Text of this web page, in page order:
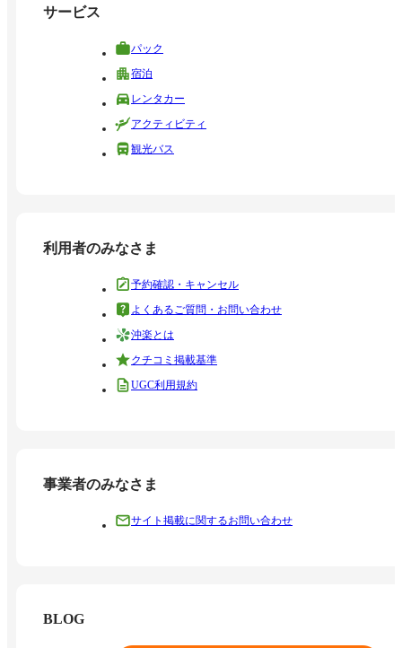
サービス
パック
宿泊
レンタカー
アクティビティ
観光バス
利用者のみなさま
予約確認・キャンセル
よくあるご質問・お問い合わせ
沖楽とは
クチコミ掲載基準
UGC利用規約
事業者のみなさま
サイト掲載に関するお問い合わせ
BLOG